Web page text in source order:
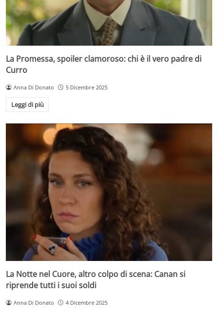
La Promessa, spoiler clamoroso: chi è il vero padre di
Curro
Anna Di Donato 5 Dicembre 2025
Leggi di più
La Notte nel Cuore, altro colpo di scena: Canan si
riprende tutti i suoi soldi
Anna Di Donato 4 Dicembre 2025